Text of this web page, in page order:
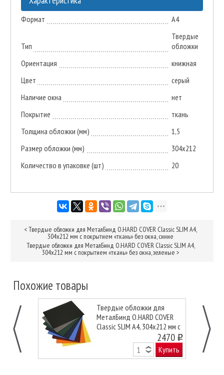
Формат А4
Тип
Твердые
обложки
Ориентация
книжная
Цвет
серый
Наличие окна
нет
Покрытие
ткань
Толщина обложки (мм)
1,5
Размер обложки (мм)
304х212
Количество в упаковке (шт)
20
<Твердые обложки для МеталБинд O.HARD COVER Classic SLIM А4,
304x212 мм с покрытием «ткань» без окна, синие
Твердые обложки для МеталБинд O.HARD COVER Classic SLIM А4,
304x212 мм с покрытием «ткань» без окна, зеленые >
Похожие товары
Твердые обложки для
МеталБинд O.HARD COVER
Classic SLIM А4, 304x212 мм с
покрытием «ткань» без окна,
2470 o
Купить